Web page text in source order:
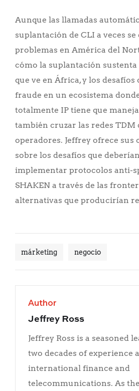
Aunque las llamadas
suplantación de CLI a veces
problemas en América del
cómo la suplantación
que ve en África, y los desafíos
fraude en un ecosistema
totalmente IP tiene que
también cruzar las redes TDM
operadores. Jeffrey ofrece sus
sobre los desafíos que
implementar protocolos anti-
SHAKEN a través de las
alternativas que producirían
márketing negocio
Author
Jeffrey Ross
Jeffrey Ross is a seasoned
two decades of experience
international finance and
telecommunications. As